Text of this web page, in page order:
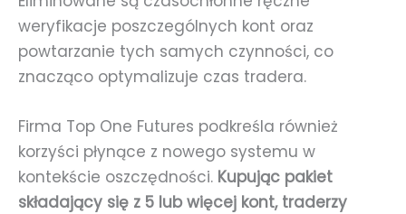
weryfikacje poszczególnych kont oraz
powtarzanie tych samych czynności, co
znacząco optymalizuje czas tradera.
Firma Top One Futures podkreśla również
korzyści płynące z nowego systemu w
kontekście oszczędności. Kupując pakiet
składający się z 5 lub więcej kont, traderzy